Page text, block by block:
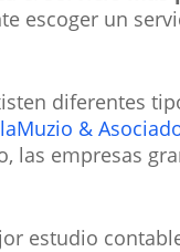
escoger un
diferentes
&
empresas
estudio